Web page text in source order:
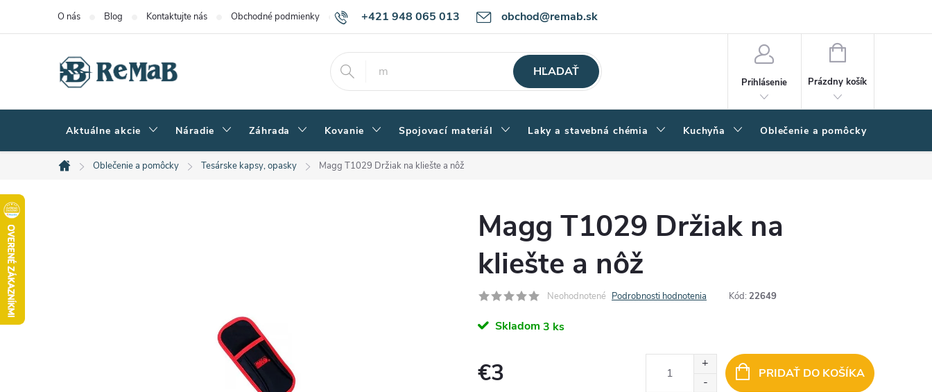
+421 948 065 013 obchod@remab.sk
O nás Blog Kontaktujte nás Obchodné podmienky Podmienky ochrany osobných údajov Ako nakupovať
HĽADAŤ
Prihlásenie
NÁKUPNÝ
Prázdny košík
Aktuálne akcie Náradie Záhrada Kovanie Spojovací materiál Laky a stavebná chémia Kuchyňa Oblečenie a pomôcky
Domov
Oblečenie a pomôcky Tesárske kapsy, opasky Magg T1029 Držiak na kliešte a nôž
Magg T1029 Držiak na
kliešte a nôž
Neohodnotené Podrobnosti hodnotenia Kód: 22649
Skladom 3 ks
€3 PRIDAŤ DO KOŠÍKA